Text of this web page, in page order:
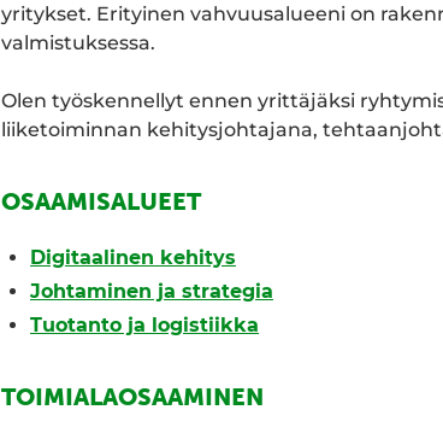
yritykset. Erityinen vahvuusalueeni on
valmistuksessa.
Olen työskennellyt ennen yrittäjäksi
liiketoiminnan kehitysjohtajana,
OSAAMISALUEET
Digitaalinen kehitys
Johtaminen ja strategia
Tuotanto ja logistiikka
TOIMIALAOSAAMINEN